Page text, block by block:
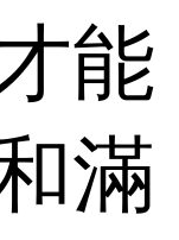
能
滿